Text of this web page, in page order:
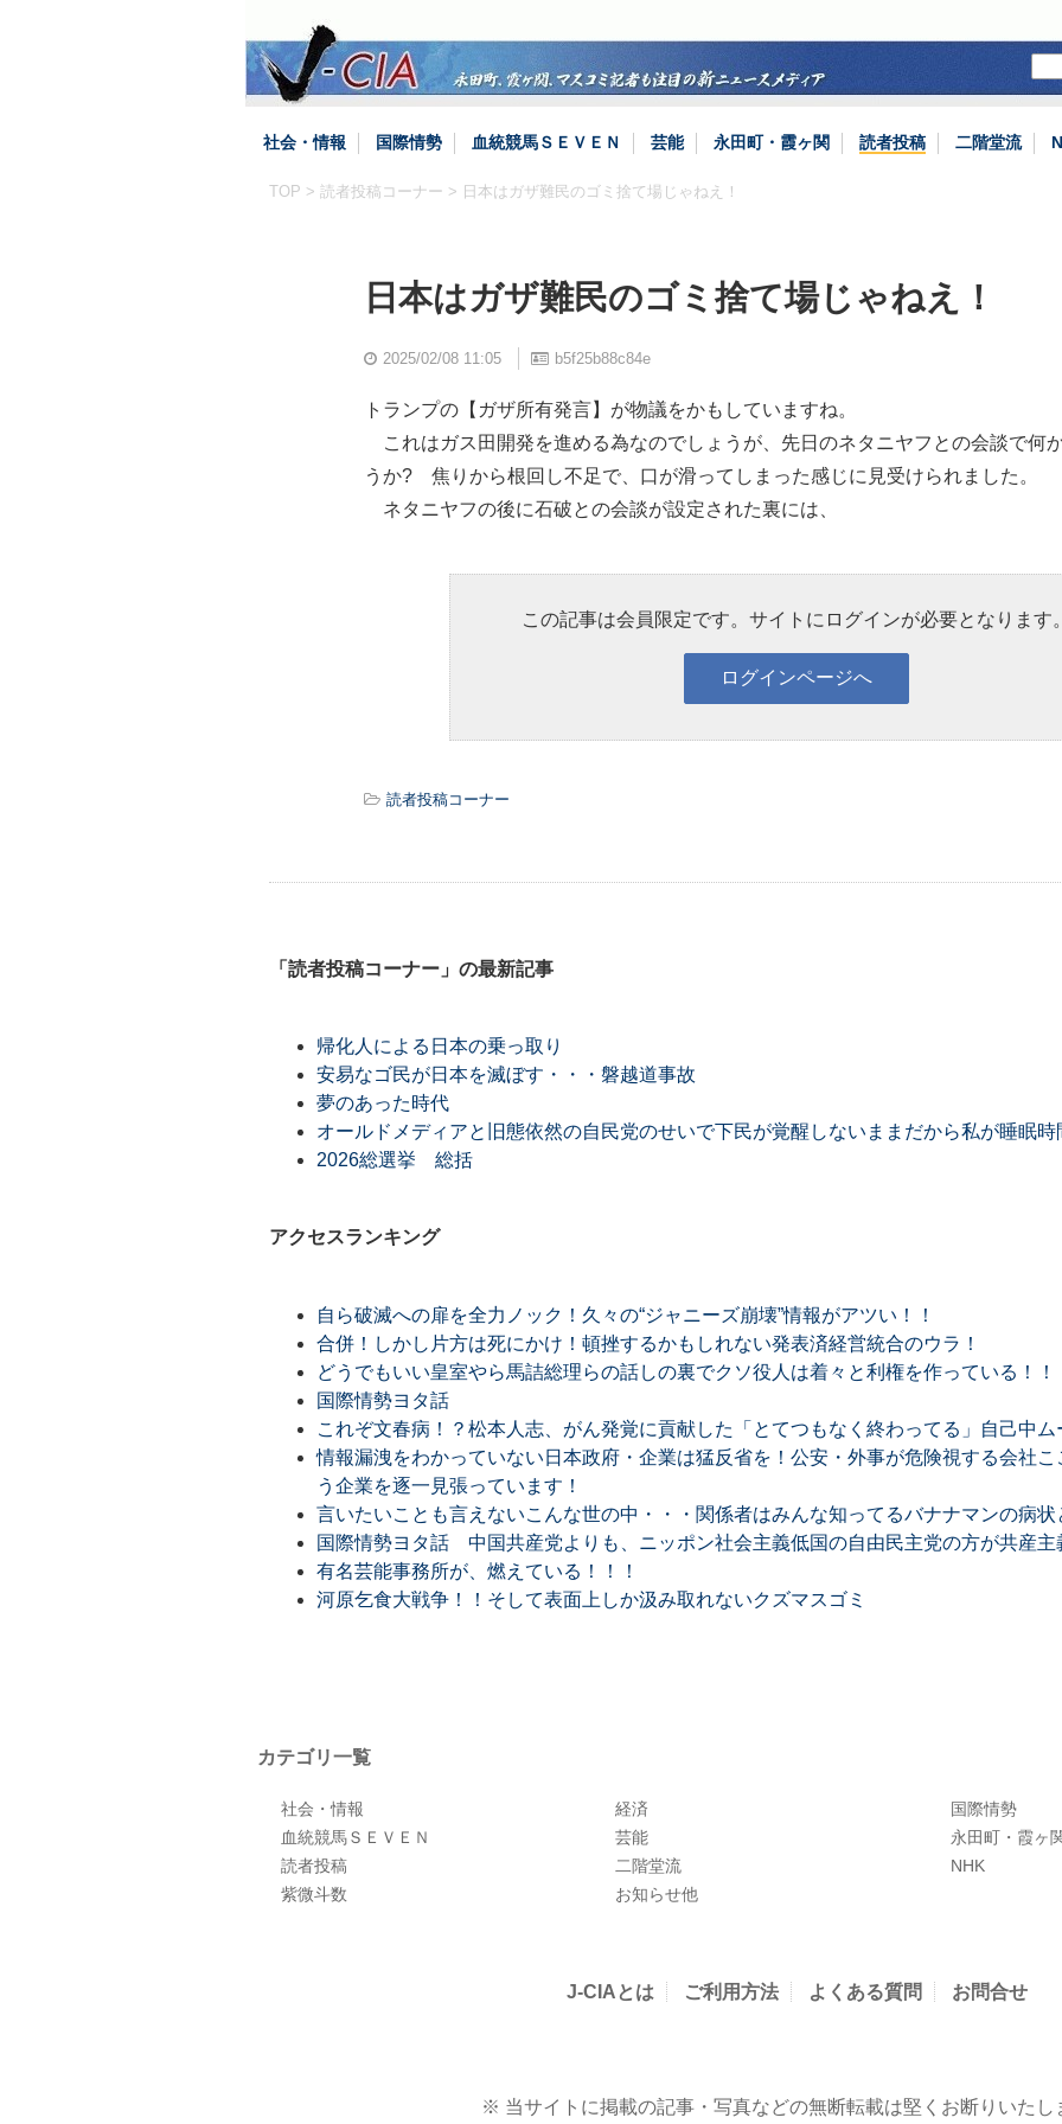
社会・情報 国際情勢 血統競馬ＳＥＶＥＮ 芸能 永田町・霞ヶ関 読者投稿 二階堂流
TOP > 読者投稿コーナー > 日本はガザ難民のゴミ捨て場じゃねえ！
日本はガザ難民のゴミ捨て場じゃねえ！
2025/02/08 11:05 b5f25b88c84e
トランプの【ガザ所有発言】が物議をかもしていますね。
これはガス田開発を進める為なのでしょうが、先日のネタニヤフとの会談で何
うか? 焦りから根回し不足で、口が滑ってしまった感じに見受けられました。
ネタニヤフの後に石破との会談が設定された裏には、
この記事は会員限定です。サイトにログインが必要となります
読者投稿コーナー
「読者投稿コーナー」の最新記事
帰化人による日本の乗っ取り
安易なゴ民が日本を滅ぼす・・・磐越道事故
夢のあった時代
オールドメディアと旧態依然の自民党のせいで下民が覚醒しないままだから私が睡眠
2026総選挙 総括
アクセスランキング
自ら破滅への扉を全力ノック！久々の“ジャニーズ崩壊”情報がアツい！！
合併！しかし片方は死にかけ！頓挫するかもしれない発表済経営統合のウラ！
どうでもいい皇室やら馬詰総理らの話しの裏でクソ役人は着々と利権を作っている！！
国際情勢ヨタ話
これぞ文春病！？松本人志、がん発覚に貢献した「とてつもなく終わってる」自己中ム
情報漏洩をわかっていない日本政府・企業は猛反省を！公安・外事が危険視する会社
う企業を逐一見張っています！
言いたいことも言えないこんな世の中・・・関係者はみんな知ってるバナナマンの病状
国際情勢ヨタ話 中国共産党よりも、ニッポン社会主義低国の自由民主党の方が共産主
有名芸能事務所が、燃えている！！！
河原乞食大戦争！！そして表面上しか汲み取れないクズマスゴミ
カテゴリ一覧
社会・情報 経済
国際情勢
血統競馬ＳＥＶＥＮ
芸能
永田町・霞ヶ
読者投稿
二階堂流
NHK
紫微斗数
お知らせ他
J-CIAとは ご利用方法 よくある質問 お問合せ
※ 当サイトに掲載の記事・写真などの無断転載は堅くお断りいたし